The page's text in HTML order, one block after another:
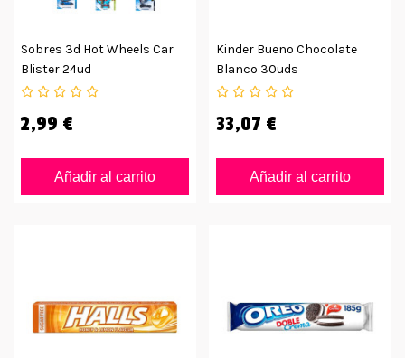
Sobres 3d Hot Wheels Car
Blister 24ud
2,99 €
Añadir al carrito
Kinder Bueno Chocolate
Blanco 30uds
33,07 €
Añadir al carrito